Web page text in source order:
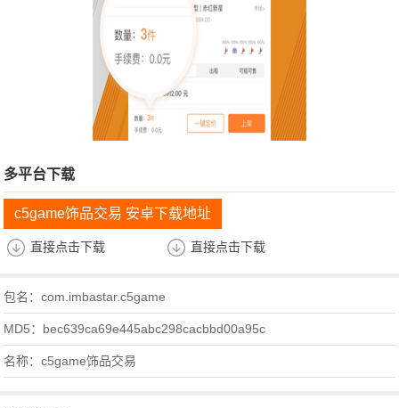
多平台下载
c5game饰品交易 安卓下载地址
直接点击下载 直接点击下载
包名：com.imbastar.c5game
MD5：bec639ca69e445abc298cacbbd00a95c
名称：c5game饰品交易